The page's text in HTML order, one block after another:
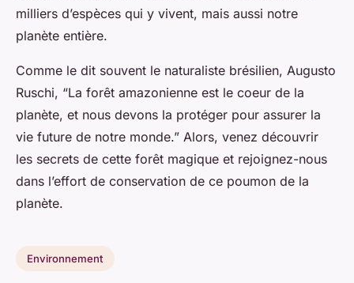
milliers d’espèces qui y vivent, mais aussi notre
planète entière.
Comme le dit souvent le naturaliste brésilien, Augusto
Ruschi, “La forêt amazonienne est le coeur de la
planète, et nous devons la protéger pour assurer la
vie future de notre monde.” Alors, venez découvrir
les secrets de cette forêt magique et rejoignez-nous
dans l’effort de conservation de ce poumon de la
planète.
Environnement